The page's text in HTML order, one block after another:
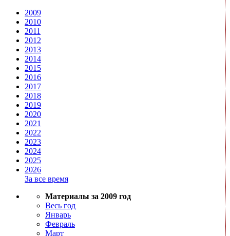
2009
2010
2011
2012
2013
2014
2015
2016
2017
2018
2019
2020
2021
2022
2023
2024
2025
2026
За все время
Материалы за 2009 год
Весь год
Январь
Февраль
Март